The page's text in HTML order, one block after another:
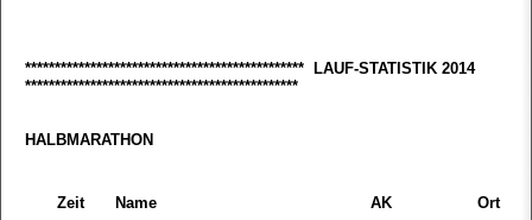
*********************************************** LAUF-STATISTIK 2014
**********************************************
HALBMARATHON
Zeit Name AK
Ort